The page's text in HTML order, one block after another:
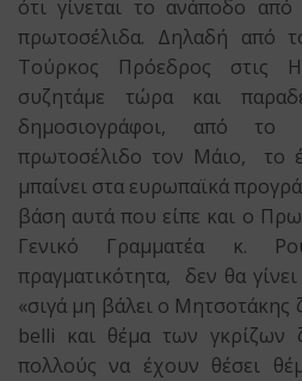
ότι γίνεται το ανάποδο
πρωτοσέλιδα. Δηλαδή από
Τούρκος Πρόεδρος στις
συζητάμε τώρα και
δημοσιογράφοι, από το
πρωτοσέλιδο τον Μάιο, το
μπαίνει στα ευρωπαϊκά
βάση αυτά που είπε και ο
Γενικό Γραμματέα κ.
πραγματικότητα, δεν θα
«σιγά μη βάλει ο Μητσοτάκης
belli και θέμα των
πολλούς να έχουν θέσει